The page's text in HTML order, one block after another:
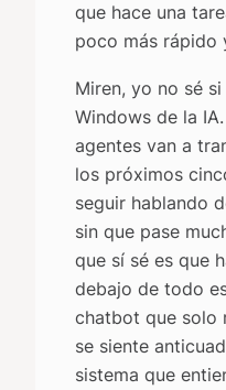
que hace una
poco más rápido
Miren, yo no sé
Windows de la
agentes van a
los próximos
seguir hablando
sin que pase
que sí sé es que
debajo de todo
chatbot que solo
se siente
sistema que